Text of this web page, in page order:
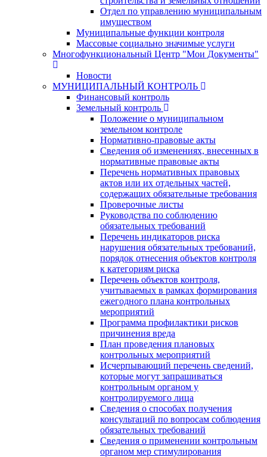
Отдел по управлению муниципальным
имуществом
Муниципальные функции контроля
Массовые социально значимые услуги
Многофункциональный Центр "Мои Документы"
Новости
МУНИЦИПАЛЬНЫЙ КОНТРОЛЬ
Финансовый контроль
Земельный контроль
Положение о муниципальном
земельном контроле
Нормативно-правовые акты
Сведения об изменениях, внесенных в
нормативные правовые акты
Перечень нормативных правовых
актов или их отдельных частей,
содержащих обязательные требования
Проверочные листы
Руководства по соблюдению
обязательных требований
Перечень индикаторов риска
нарушения обязательных требований,
порядок отнесения объектов контроля
к категориям риска
Перечень объектов контроля,
учитываемых в рамках формирования
ежегодного плана контрольных
мероприятий
Программа профилактики рисков
причинения вреда
План проведения плановых
контрольных мероприятий
Исчерпывающий перечень сведений,
которые могут запрашиваться
контрольным органом у
контролируемого лица
Сведения о способах получения
консультаций по вопросам соблюдения
обязательных требований
Сведения о применении контрольным
органом мер стимулирования